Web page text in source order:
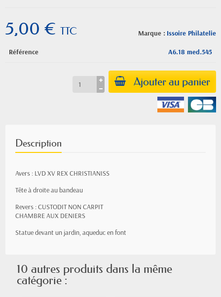
Marque : Issoire Philatelie
5,00 € TTC
Référence A6.18 med.545
Ajouter au panier
Description
Avers : LVD XV REX CHRISTIANISS
Tête à droite au bandeau
Revers : CUSTODIT NON CARPIT
CHAMBRE AUX DENIERS
Statue devant un jardin, aqueduc en font
10 autres produits dans la même
catégorie :